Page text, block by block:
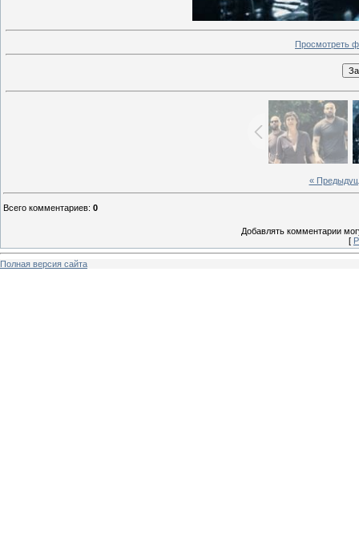
Просмотреть
«
Всего комментариев: 0
Добавлять комментарии
[
Полная версия сайта